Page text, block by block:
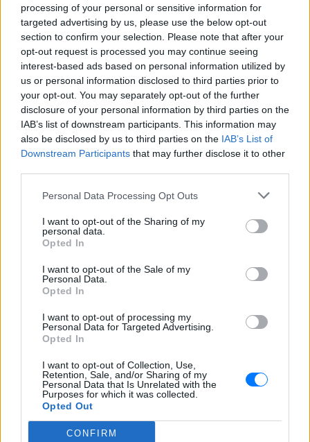
processing of your personal or sensitive information for
targeted advertising by us, please use the below opt-out
section to confirm your selection. Please note that after your
opt-out request is processed you may continue seeing
interest-based ads based on personal information utilized by
us or personal information disclosed to third parties prior to
your opt-out. You may separately opt-out of the further
disclosure of your personal information by third parties on the
IAB’s list of downstream participants. This information may
also be disclosed by us to third parties on the IAB’s List of
Downstream Participants that may further disclose it to other
Personal Data Processing Opt Outs
I want to opt-out of the Sharing of my
personal data.
Opted In
I want to opt-out of the Sale of my
Personal Data.
Opted In
I want to opt-out of processing my
Personal Data for Targeted Advertising.
Opted In
I want to opt-out of Collection, Use,
Retention, Sale, and/or Sharing of my
Personal Data that Is Unrelated with the
Purposes for which it was collected.
Opted Out
CONFIRM
γωνιών επαφής που τελικά οδηγούν σε
συνδυασμένη και ισορροπημένη ικανότητα φορτίου
αξονικού φορτίου και ακτινωτού φορτίου που
εφαρμόζονται ταυτόχρονα.
Δομή
Το γωνιακό ρουλεμάν επαφής έχει σχεδιαστεί για
να χειρίζεται ταυτόχρονα το υψηλό αξονικό φορτίο
καθώς και το μέτριο ακτινικό φορτίο και ο
ιδιαίτερος σχεδιασμός του με διπλούς δακτυλίους
και σφαίρες του επιτρέπει να μεταφέρει το
κατακορύφως. Θα πρέπει να χρησιμοποιούνται
προσεκτικά τα
ρουλεμάν.
Από την άλλη πλευρά, επειδή τα φορτία
εφαρμόζονται εξωτερικά σε εσωτερικό ή
εξωτερικό δακτύλιο και το φορτίο μεταδίδει
συγκεκριμένη γωνία, και οι δύο αυλακώσεις
παίρνουν την ίδια γωνία επαφής που τελικά οδηγεί
σε έναν απλό κανόνα. Όσο υψηλότερο είναι το
αξονικό φορτίο, τόσο η μικρότερη υποστήριξη για